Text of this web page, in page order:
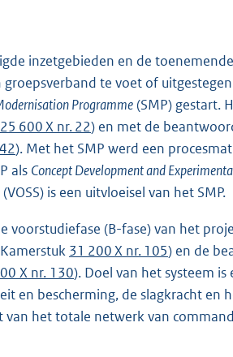
6
K
b
inzetgebieden en de
groepsverband te voet of
Programme(SMP) gestart.
25 600 X nr. 22) en met de
). Met het SMP werd een
als Concept Development and
is een uitvloeisel van het SMP.
voorstudiefase (B-fase) van het
31 200 X nr. 105) en de
X nr. 130). Doel van het systeem
en bescherming, de slagkracht
van het totale netwerk van